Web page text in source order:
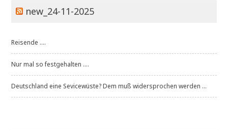
new_24-11-2025
Reisende ....
Nur mal so festgehalten ....
Deutschland eine Sevicewüste? Dem muß widersprochen werden ...